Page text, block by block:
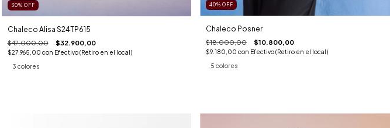
30% OFF
Chaleco Alisa S24TP615
$47.000,00 $32.900,00
$27.965,00 con Efectivo (Retiro en el local)
3 colores
40%OFF
Chaleco Posner
$18.000,00 $10.800,00
$9.180,00con Efectivo (Retiro en el local)
5 colores